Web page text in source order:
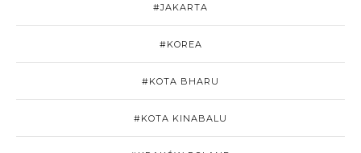
#JAKARTA
#KOREA
#KOTA BHARU
#KOTA KINABALU